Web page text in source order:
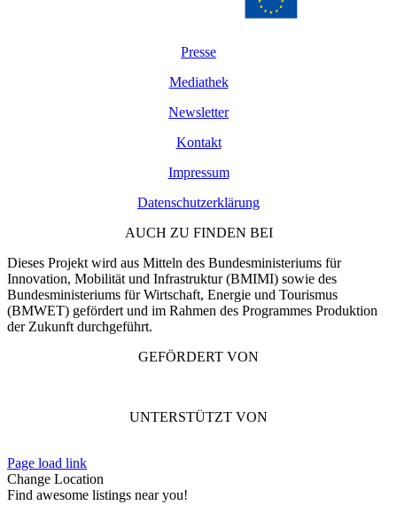
Presse
Mediathek
Newsletter
Kontakt
Impressum
Datenschutzerklärung
AUCH ZU FINDEN BEI
Dieses Projekt wird aus Mitteln des Bundesministeriums für
Innovation, Mobilität und Infrastruktur (BMIMI) sowie des
Bundesministeriums für Wirtschaft, Energie und Tourismus
(BMWET) gefördert und im Rahmen des Programmes Produktion
der Zukunft durchgeführt.
GEFÖRDERT VON
UNTERSTÜTZT VON
Page load link
Change Location
Find awesome listings near you!